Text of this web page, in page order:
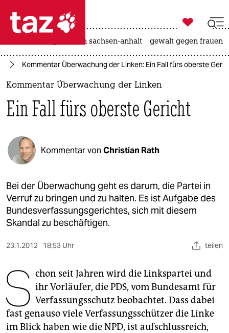
 taz zahl ich
taz zahl ich
politik
öko
gesellschaft
kultur
sport
wahrheit
verlag
verlag

taz zahl ich
landtagswahl in sachsen-anhalt gewalt gegen frauen
Kommentar Überwachung der Linken: Ein Fall fürs oberste
Kommentar Überwachung der Linken
Ein Fall fürs oberste Gericht
Kommentar von Christian Rath
Bei der Überwachung geht es darum, die Partei in
Verruf zu bringen und zu halten. Es ist Aufgabe des
Bundesverfassungsgerichtes, sich mit diesem
Skandal zu beschäftigen.
23.1.2012 18:53 Uhr teilen
S chon seit Jahren wird die Linkspartei und
ihr Vorläufer, die PDS, vom Bundesamt für
Verfassungsschutz beobachtet. Dass dabei
fast genauso viele Verfassungsschützer die Linke
im Blick haben wie die NPD, ist aufschlussreich,